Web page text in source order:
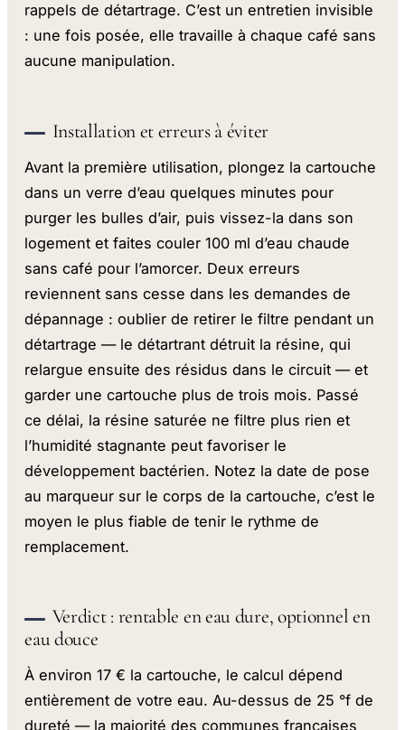
rappels de détartrage. C’est un entretien invisible
: une fois posée, elle travaille à chaque café sans
aucune manipulation.
Installation et erreurs à éviter
Avant la première utilisation, plongez la cartouche
dans un verre d’eau quelques minutes pour
purger les bulles d’air, puis vissez-la dans son
logement et faites couler 100 ml d’eau chaude
sans café pour l’amorcer. Deux erreurs
reviennent sans cesse dans les demandes de
dépannage : oublier de retirer le filtre pendant un
détartrage — le détartrant détruit la résine, qui
relargue ensuite des résidus dans le circuit — et
garder une cartouche plus de trois mois. Passé
ce délai, la résine saturée ne filtre plus rien et
l’humidité stagnante peut favoriser le
développement bactérien. Notez la date de pose
au marqueur sur le corps de la cartouche, c’est le
moyen le plus fiable de tenir le rythme de
remplacement.
Verdict : rentable en eau dure, optionnel en
eau douce
À environ 17 € la cartouche, le calcul dépend
entièrement de votre eau. Au-dessus de 25 °f de
dureté — la majorité des communes françaises